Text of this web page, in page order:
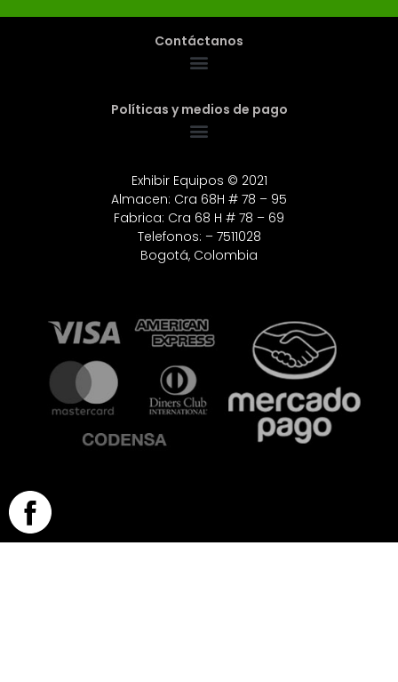
Contáctanos
Políticas y medios de pago
Exhibir Equipos © 2021
Almacen: Cra 68H # 78 – 95
Fabrica: Cra 68 H # 78 – 69
Telefonos: – 7511028
Bogotá, Colombia